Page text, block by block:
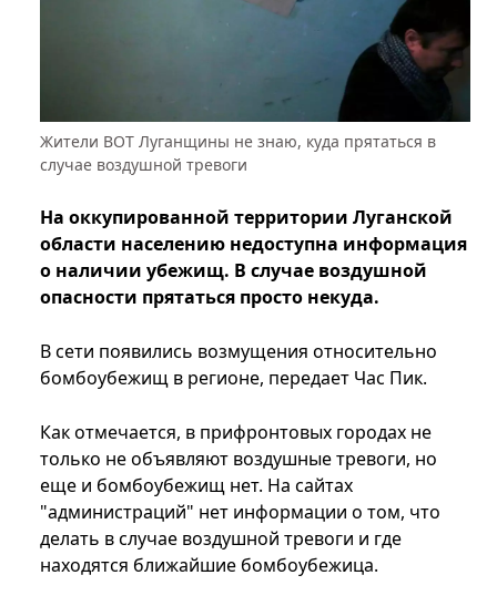
Жители ВОТ Луганщины не знаю, куда прятаться в
случае воздушной тревоги
На оккупированной территории Луганской
области населению недоступна информация
о наличии убежищ. В случае воздушной
опасности прятаться просто некуда.
В сети появились возмущения относительно
бомбоубежищ в регионе, передает Час Пик.
Как отмечается, в прифронтовых городах не
только не объявляют воздушные тревоги, но
еще и бомбоубежищ нет. На сайтах
"администраций" нет информации о том, что
делать в случае воздушной тревоги и где
находятся ближайшие бомбоубежица.